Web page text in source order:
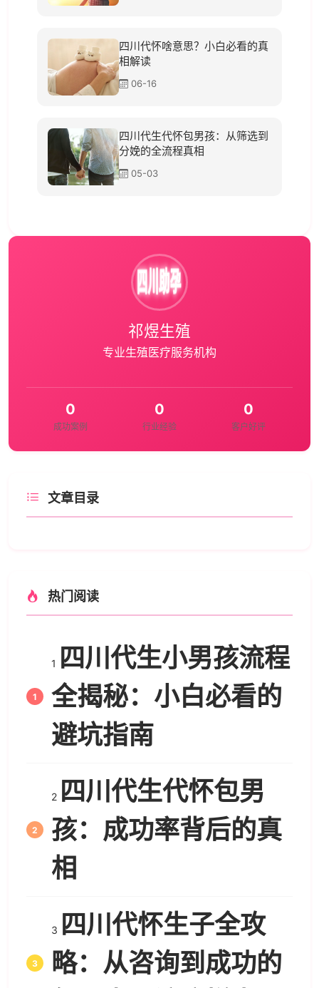
四川代怀啥意思？小白必看的真
相解读
06-16
四川代生代怀包男孩：从筛选到
分娩的全流程真相
05-03
祁煜生殖
专业生殖医疗服务机构
0
成功案例
0
行业经验
0
客户好评
文章目录
热门阅读
1
四川代生小男孩流程
全揭秘：小白必看的
避坑指南
2
四川代生代怀包男
孩：成功率背后的真
相
3
四川代怀生子全攻
略：从咨询到成功的